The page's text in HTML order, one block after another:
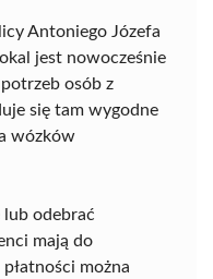
Antoniego Józefa
jest nowocześnie
osób z
się tam wygodne
wózków
lub odebrać
mają do
można